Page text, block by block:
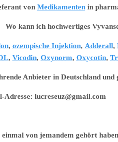
mg/50
mg,
Lieferung
von Medikamentenin
hochwertiges Vyvanse
, ozempische Injektion, Adderall,
, Vicodin, Oxynorm, Oxycotin,
Anbieter in Deutschland
lucreseuz@gmail.com
einmal von jemandem gehört